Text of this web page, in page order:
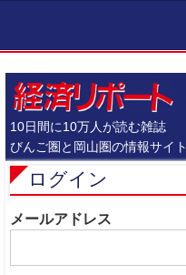
10日間に10万人が読む雑誌
びんご圏と岡山圏の情報サイト
ログイン
メールアドレス